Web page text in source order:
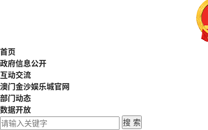
首页
政府信息公开
互动交流
澳门金沙娱乐城官网
部门动态
数据开放
搜 索